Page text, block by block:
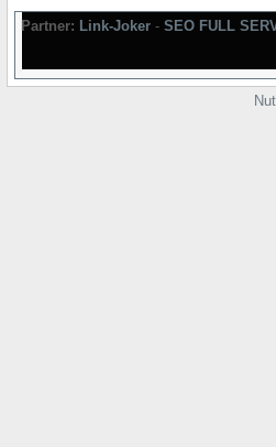
Partner: Link-Joker - SEO FULL